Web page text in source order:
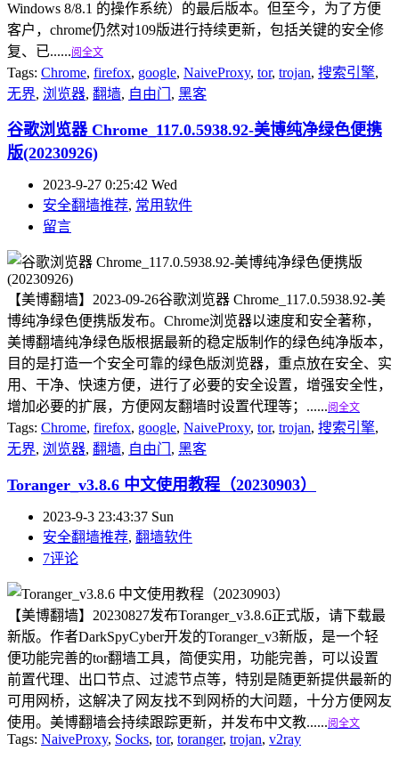
Windows 8/8.1 的操作系统）的最后版本。但至今，为了方便
客户，chrome仍然对109版进行持续更新，包括关键的安全修
复、已......阅全文
Tags: Chrome, firefox, google, NaiveProxy, tor, trojan, 搜索引擎,
无界, 浏览器, 翻墙, 自由门 , 黑客
谷歌浏览器 Chrome_117.0.5938.92-美博纯净绿色便携
版(20230926)
2023-9-27 0:25:42 Wed
安全翻墙推荐, 常用软件
留言
【美博翻墙】2023-09-26谷歌浏览器 Chrome_117.0.5938.92-美
博纯净绿色便携版发布。Chrome浏览器以速度和安全著称，
美博翻墙纯净绿色版根据最新的稳定版制作的绿色纯净版本，
目的是打造一个安全可靠的绿色版浏览器，重点放在安全、实
用、干净、快速方便，进行了必要的安全设置，增强安全性，
增加必要的扩展，方便网友翻墙时设置代理等；......阅全文
Tags: Chrome, firefox, google, NaiveProxy, tor, trojan, 搜索引擎,
无界, 浏览器, 翻墙, 自由门 , 黑客
Toranger_v3.8.6 中文使用教程（20230903）
2023-9-3 23:43:37 Sun
安全翻墙推荐, 翻墙软件
7评论
【美博翻墙】20230827发布Toranger_v3.8.6正式版，请下载最
新版。作者DarkSpyCyber开发的Toranger_v3新版，是一个轻
便功能完善的tor翻墙工具，简便实用，功能完善，可以设置
前置代理、出口节点、过滤节点等，特别是随更新提供最新的
可用网桥，这解决了网友找不到网桥的大问题，十分方便网友
使用。美博翻墙会持续跟踪更新，并发布中文教......阅全文
Tags: NaiveProxy, Socks, tor, toranger, trojan, v2ray